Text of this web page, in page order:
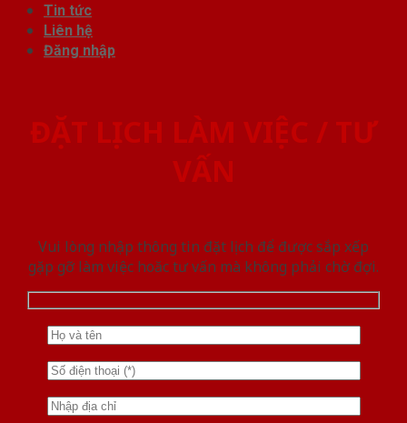
Tin tức
Liên hệ
Đăng nhập
ĐẶT LỊCH LÀM VIỆC / TƯ
VẤN
Vui lòng nhập thông tin đặt lịch để được sắp xếp
gặp gỡ làm việc hoăc tư vấn mà không phải chờ đợi.